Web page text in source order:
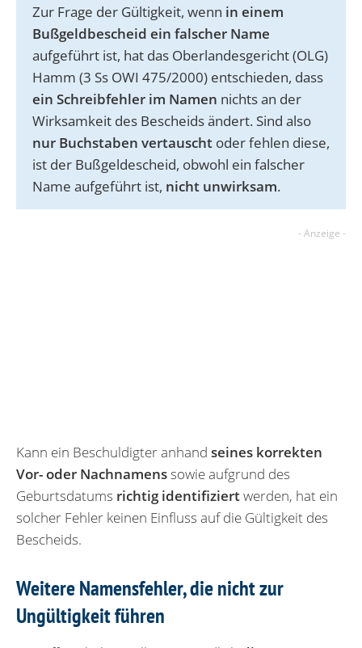
Zur Frage der Gültigkeit, wenn in einem
Bußgeldbescheid ein falscher Name
aufgeführt ist, hat das Oberlandesgericht (OLG)
Hamm (3 Ss OWI 475/2000) entschieden, dass
ein Schreibfehler im Namen nichts an der
Wirksamkeit des Bescheids ändert. Sind also
nur Buchstaben vertauscht oder fehlen diese,
ist der Bußgeldescheid, obwohl ein falscher
Name aufgeführt ist, nicht unwirksam.
Kann ein Beschuldigter anhand seines korrekten
Vor- oder Nachnamenssowie aufgrund des
Geburtsdatums richtig identifiziertwerden, hat ein
solcher Fehler keinen Einfluss auf die Gültigkeit des
Bescheids.
Weitere Namensfehler, die nicht zur
Ungültigkeit führen